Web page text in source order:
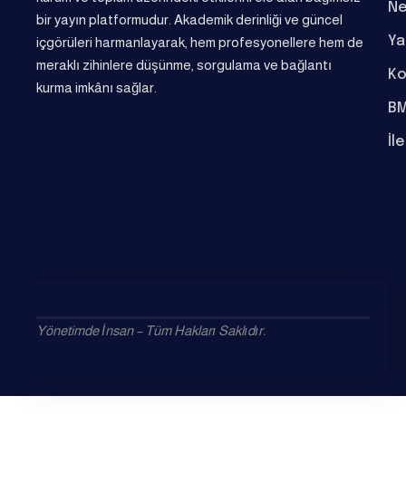
bir yayın platformudur. Akademik derinliği ve güncel
içgörüleri harmanlayarak, hem profesyonellere hem de
meraklı zihinlere düşünme, sorgulama ve bağlantı
kurma imkânı sağlar.
Yönetimde İnsan – Tüm Hakları Saklıdır.